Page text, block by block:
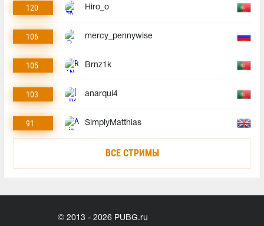
120 Hiro_o
106 mercy_pennywise
105 Brnz1k
103 anarqui4
91 SimplyMatthias
ВСЕ СТРИМЫ
© 2013 - 2026 PUBG.ru